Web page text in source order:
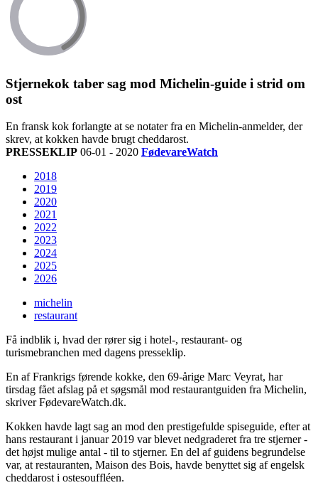
Stjernekok taber sag mod Michelin-guide i strid om
ost
En fransk kok forlangte at se notater fra en Michelin-anmelder, der
skrev, at kokken havde brugt cheddarost.
PRESSEKLIP 06-01 - 2020 FødevareWatch
2018
2019
2020
2021
2022
2023
2024
2025
2026
michelin
restaurant
Få indblik i, hvad der rører sig i hotel-, restaurant- og
turismebranchen med dagens presseklip.
En af Frankrigs førende kokke, den 69-årige Marc Veyrat, har
tirsdag fået afslag på et søgsmål mod restaurantguiden fra Michelin,
skriver FødevareWatch.dk.
Kokken havde lagt sag an mod den prestigefulde spiseguide, efter at
hans restaurant i januar 2019 var blevet nedgraderet fra tre stjerner -
det højst mulige antal - til to stjerner. En del af guidens begrundelse
var, at restauranten, Maison des Bois, havde benyttet sig af engelsk
cheddarost i ostesouffléen.